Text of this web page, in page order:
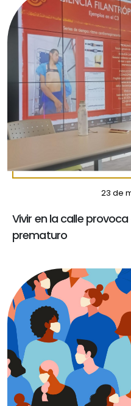
23 de
Vivir en la calle
prematuro